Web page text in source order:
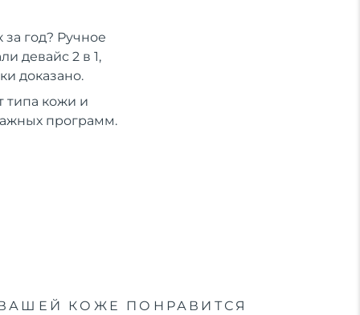
год? Ручное
девайс 2 в 1,
доказано.
типа кожи и
программ.
КОЖЕ ПОНРАВИТСЯ